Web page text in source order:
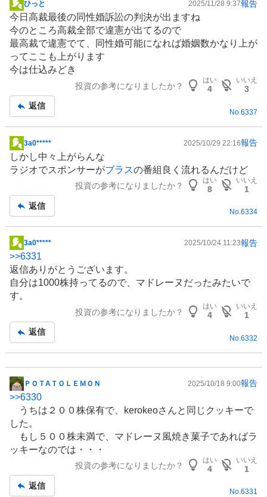
掲
示
板
記
事
ひっと 2025/11/28 9:37報告
今日高裁最後の同性婚訴訟の判決が出ますね
今のところ高裁全部で違憲が出てるので
最高裁で違憲でて、同性婚可能になれば婚姻数かなり上が
ってここも上がります
今は仕込みどき
投資の参考になりましたか？
はい
4
いいえ
3
返信
No. 6337
掲
示
板
3a0***** 2025/10/29 22:16報告
しかし中々上がらんな
ラジオでスポンサーがブラスの番組良く流れるんだけど
投資の参考になりましたか？
はい
8
いいえ
1
返信
No.6334
掲
示
板
記
事
3a0***** 2025/10/24 11:23報告
>>6331
返信ありがとうございます。
自分は1000株持ってるので、マドレーヌだったみたいで
す。
投資の参考になりましたか？
はい
4
いいえ
1
返信
No. 6332
掲
示
記
ＰＯＴAＴＯＬＥＭＯＮ 2025/10/18 9:00報告
>>6330
うちは２００株保有で、kerokeoさんと同じクッキーで
した。
もし５００株未満で、マドレーヌ風焼き菓子であればラ
ッキーなのでは・・・
投資の参考になりましたか？
はい
4
いいえ
1
返信
No.6331